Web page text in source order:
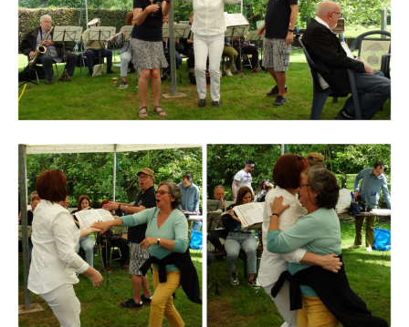
Branding
ARMCHAIR